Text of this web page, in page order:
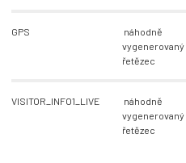
GPS
náhodně
vygenerovaný
řetězec
VISITOR_INFO1_LIVE
náhodně
vygenerovaný
řetězec